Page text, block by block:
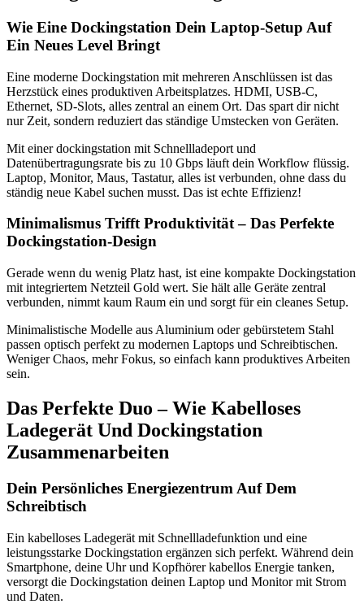
Wie Eine Dockingstation Dein Laptop-Setup Auf
Ein Neues Level Bringt
Eine moderne Dockingstation mit mehreren Anschlüssen ist das
Herzstück eines produktiven Arbeitsplatzes. HDMI, USB-C,
Ethernet, SD-Slots, alles zentral an einem Ort. Das spart dir nicht
nur Zeit, sondern reduziert das ständige Umstecken von Geräten.
Mit einer dockingstation mit Schnellladeport und
Datenübertragungsrate bis zu 10 Gbps läuft dein Workflow flüssig.
Laptop, Monitor, Maus, Tastatur, alles ist verbunden, ohne dass du
ständig neue Kabel suchen musst. Das ist echte Effizienz!
Minimalismus Trifft Produktivität – Das Perfekte
Dockingstation-Design
Gerade wenn du wenig Platz hast, ist eine kompakte Dockingstation
mit integriertem Netzteil Gold wert. Sie hält alle Geräte zentral
verbunden, nimmt kaum Raum ein und sorgt für ein cleanes Setup.
Minimalistische Modelle aus Aluminium oder gebürstetem Stahl
passen optisch perfekt zu modernen Laptops und Schreibtischen.
Weniger Chaos, mehr Fokus, so einfach kann produktives Arbeiten
sein.
Das Perfekte Duo – Wie Kabelloses
Ladegerät Und Dockingstation
Zusammenarbeiten
Dein Persönliches Energiezentrum Auf Dem
Schreibtisch
Ein kabelloses Ladegerät mit Schnellladefunktion und eine
leistungsstarke Dockingstation ergänzen sich perfekt. Während dein
Smartphone, deine Uhr und Kopfhörer kabellos Energie tanken,
versorgt die Dockingstation deinen Laptop und Monitor mit Strom
und Daten.